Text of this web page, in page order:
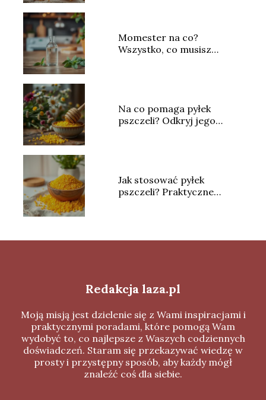
Momester na co?
Wszystko, co musisz
Na co pomaga pyłek
pszczeli? Odkryj jego
Jak stosować pyłek
pszczeli? Praktyczne
Redakcja laza.pl
Moją misją jest dzielenie się z Wami inspiracjami i
praktycznymi poradami, które pomogą Wam
wydobyć to, co najlepsze z Waszych codziennych
doświadczeń. Staram się przekazywać wiedzę w
prosty i przystępny sposób, aby każdy mógł
znaleźć coś dla siebie.